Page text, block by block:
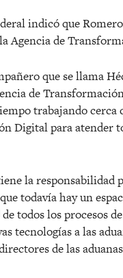
indicó que
Agencia de
que se llama
de
trabajando cerca
Digital para atender
la responsabilidad
todavía hay un
todos los procesos
tecnologías a las
de las